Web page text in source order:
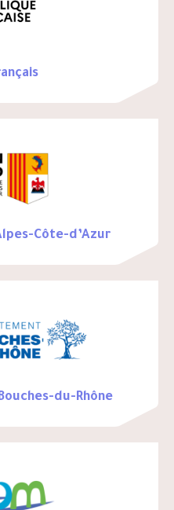
Côte-d’Azur
du-Rhône